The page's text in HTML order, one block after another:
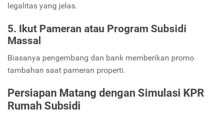
legalitas yang jelas.
5. Ikut Pameran atau Program Subsidi
Massal
Biasanya pengembang dan bank memberikan promo
tambahan saat pameran properti.
Persiapan Matang dengan Simulasi KPR
Rumah Subsidi